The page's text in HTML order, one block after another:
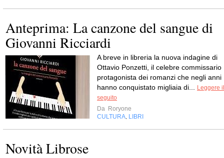
Anteprima: La canzone del sangue di
Giovanni Ricciardi
A breve in libreria la nuova indagine di
Ottavio Ponzetti, il celebre commissario
protagonista dei romanzi che negli anni
hanno conquistato migliaia di...
Leggere il
seguito
Da Roryone
CULTURA LIBRI
Novità Librose